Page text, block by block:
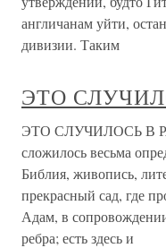
англичанам уйти,
дивизии. Таким
ЭТО
ЭТО СЛУЧИЛОСЬ В
сложилось весьма
Библия, живопись,
прекрасный сад, где
Адам, в
ребра; есть здесь и